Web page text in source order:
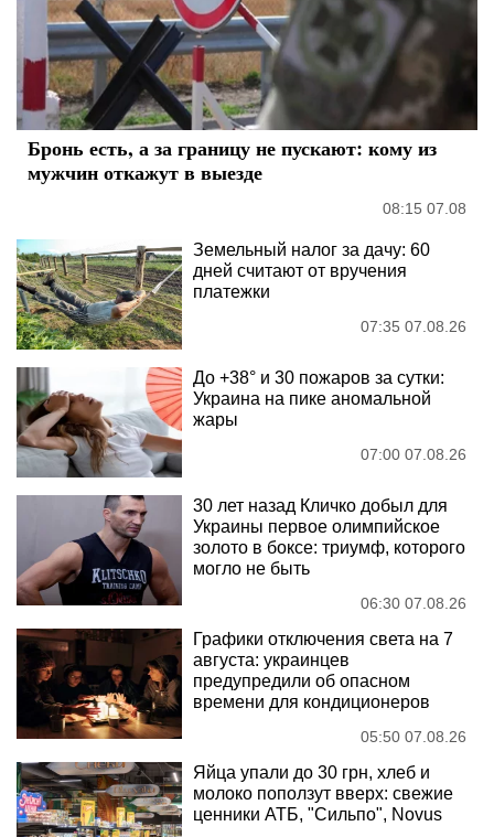
Бронь есть, а за границу не пускают: кому из
мужчин откажут в выезде
08:15 07.08
Земельный налог за дачу: 60
дней считают от вручения
платежки
07:35 07.08.26
До +38° и 30 пожаров за сутки:
Украина на пике аномальной
жары
07:00 07.08.26
30 лет назад Кличко добыл для
Украины первое олимпийское
золото в боксе: триумф, которого
могло не быть
06:30 07.08.26
Графики отключения света на 7
августа: украинцев
предупредили об опасном
времени для кондиционеров
05:50 07.08.26
Яйца упали до 30 грн, хлеб и
молоко поползут вверх: свежие
ценники АТБ, "Сильпо", Novus